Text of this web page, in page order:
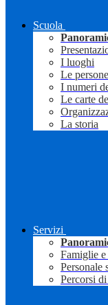
Scuola
I luoghi
Le persone
I numeri
Le carte
La storia
Servizi
Famiglie e
Personale
Percorsi